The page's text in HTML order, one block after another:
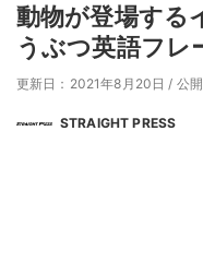
動物が登場する
うぶつ英語フレ
更新日：2021年8月20日 / 公
STRAIGHT PRESS